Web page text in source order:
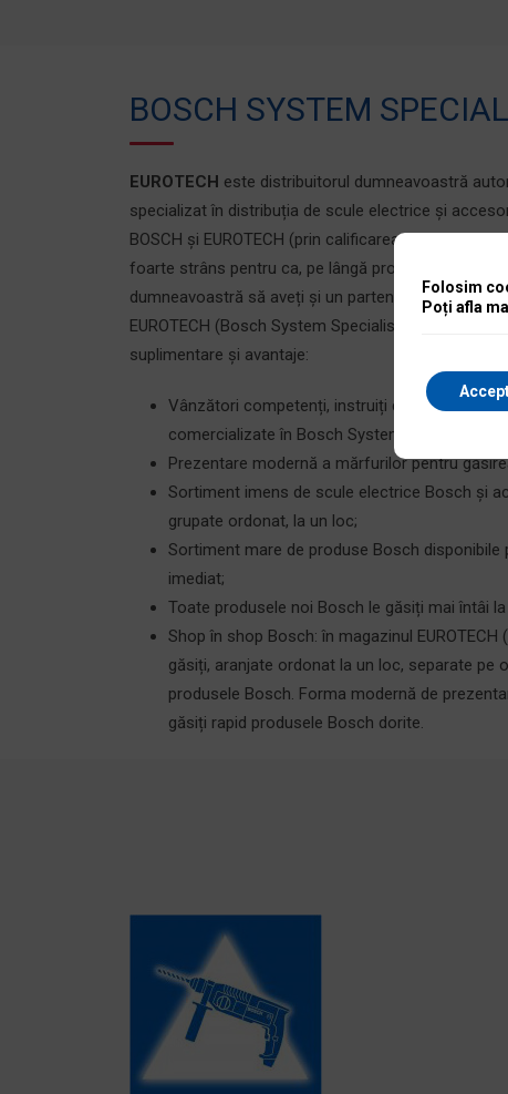
BOSCH SYSTEM
EUROTECH este distribuitorul dumneavoastră
specializat în distribuția de scule electrice și
BOSCH și EUROTECH (prin calificarea Bosch
foarte strâns pentru ca, pe lângă produsele de
dumneavoastră să aveți și un partener de afaceri
EUROTECH (Bosch System Specialists) vă oferă
suplimentare și avantaje:
Vânzători competenți, instruiți deosebit de
comercializate în Bosch System Specialist;
Prezentare modernă a mărfurilor pentru
Sortiment imens de scule electrice Bosch și
grupate ordonat, la un loc;
Sortiment mare de produse Bosch disponibile
imediat;
Toate produsele noi Bosch le găsiți mai întâi
Shop în shop Bosch: în magazinul
găsiți, aranjate ordonat la un loc, separate pe
produsele Bosch. Forma modernă de
găsiți rapid produsele Bosch dorite.
Folosim
Poți afla